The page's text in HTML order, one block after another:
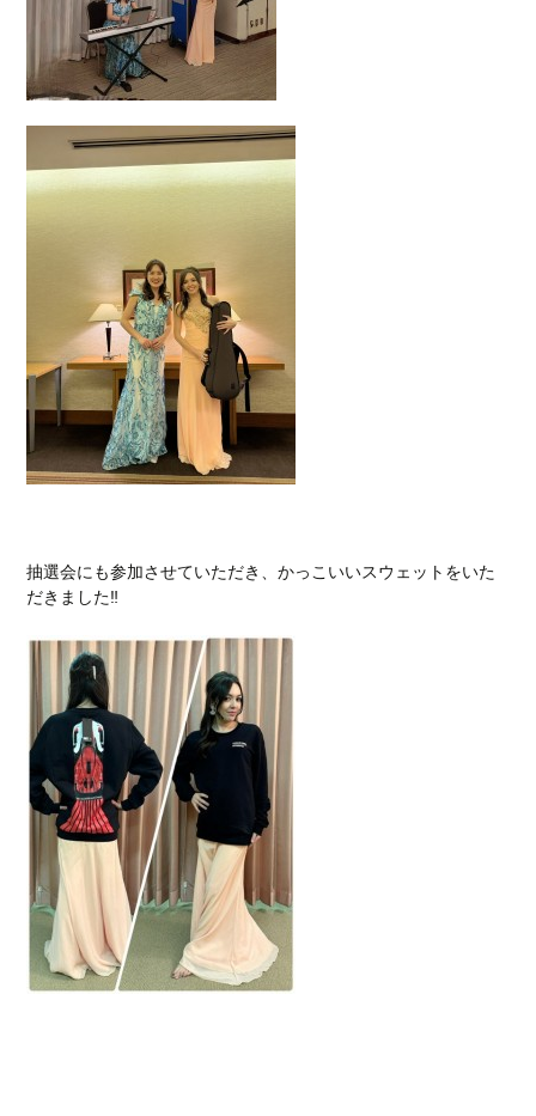
抽選会にも参加させていただき、かっこいいスウェットをいた
だきました‼︎